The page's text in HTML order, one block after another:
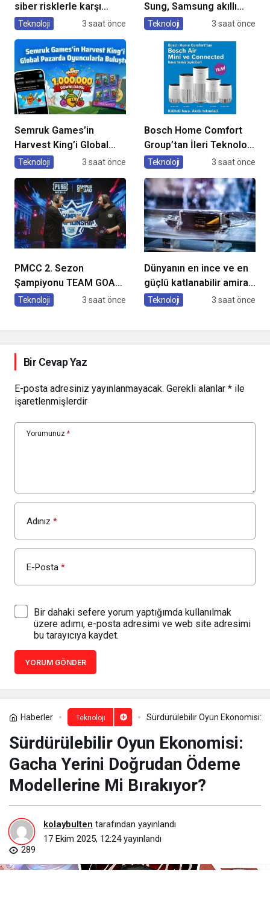
siber risklerle karşı
karşıya
Teknoloji 3 saat önce
Sung, Samsung akıllı
yaşam deneyimini
Teknoloji 3 saat önce
Semruk Games’in
Harvest King’i Global
Pazarda Oyuncularla
Teknoloji 3 saat önce
Bosch Home Comfort
Group’tan İleri Teknoloji
Hava Temizleme
Teknoloji 3 saat önce
PMCC 2. Sezon
Şampiyonu TEAM GOAT
Oldu
Teknoloji 3 saat önce
Dünyanın en ince ve en
güçlü katlanabilir amiral
gemisi HONOR Magic V6
Teknoloji 3 saat önce
Bir Cevap Yaz
E-posta adresiniz yayınlanmayacak. Gerekli alanlar * ile
işaretlenmişlerdir
Yorumunuz *
Adınız *
E-Posta *
Bir dahaki sefere yorum yaptığımda kullanılmak
üzere adımı, e-posta adresimi ve web site adresimi
bu tarayıcıya kaydet.
YORUM GÖNDER
Haberler Teknoloji Sürdürülebilir Oyun Ekonomisi:
Sürdürülebilir Oyun Ekonomisi:
Gacha Yerini Doğrudan Ödeme
Modellerine Mi Bırakıyor?
kolaybulten tarafından yayınlandı
17 Ekim 2025, 12:24yayınlandı
289